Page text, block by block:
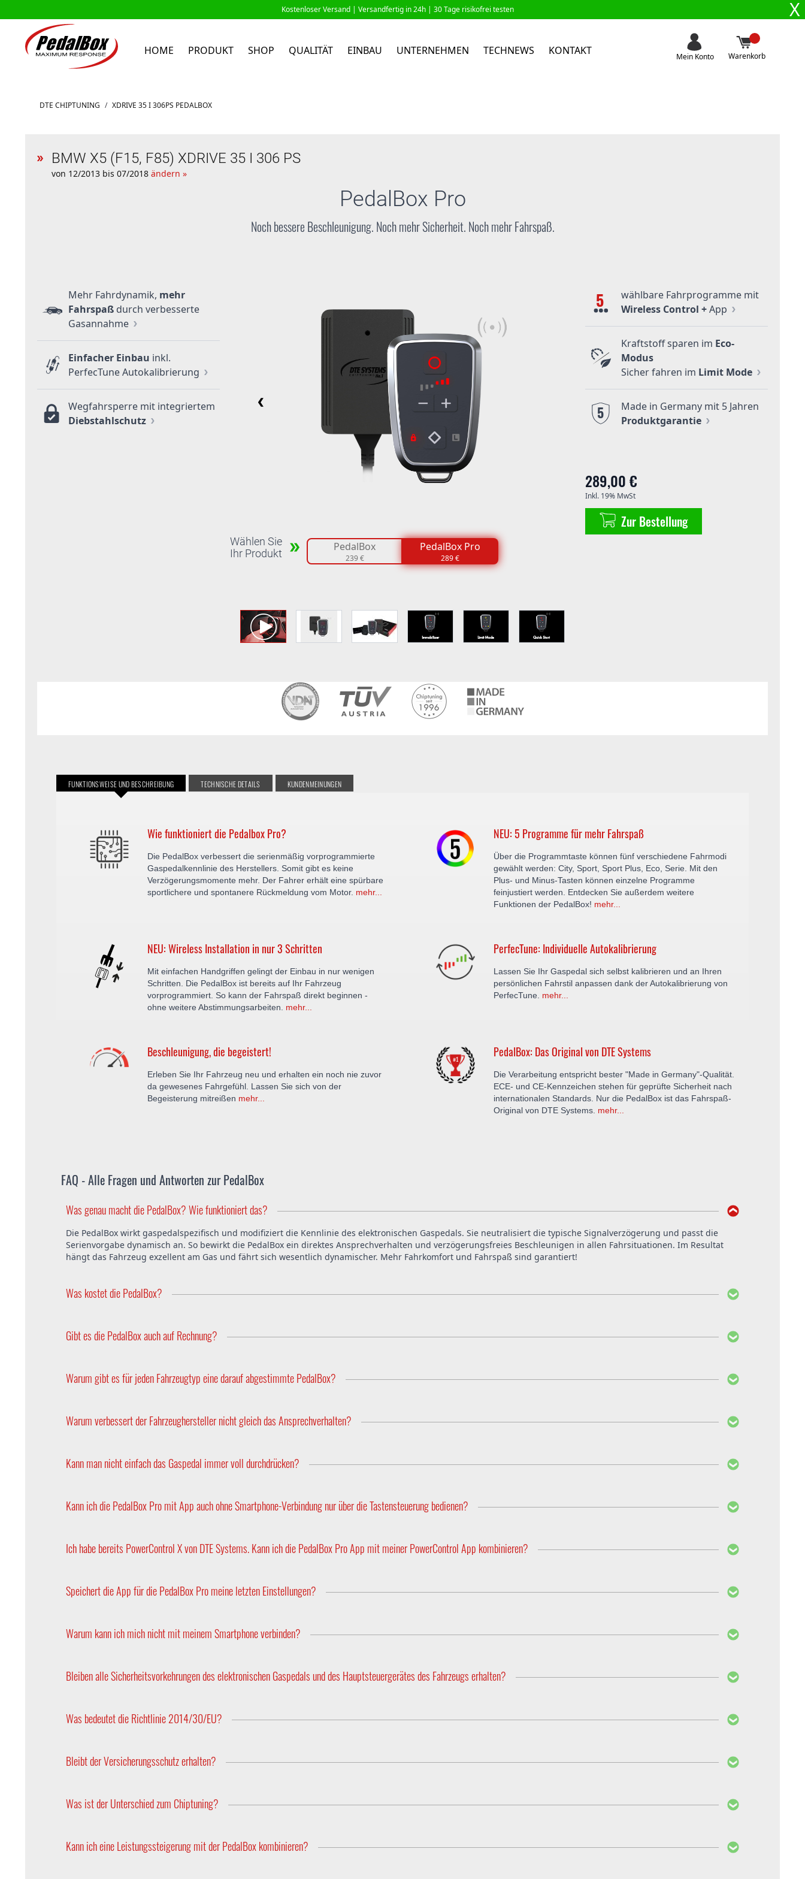
Kostenloser Versand | Versandfertig in 24h | 30 Tage risikofrei testen X
HOME PRODUKT SHOP QUALITÄT EINBAU UNTERNEHMEN TECHNEWS KONTAKT Mein Konto Warenkorb
DTE CHIPTUNING / XDRIVE 35 I 306PS PEDALBOX
BMW X5 (F15, F85) XDRIVE 35 I 306 PS
von 12/2013 bis 07/2018 ändern »
PedalBox Pro
Noch bessere Beschleunigung. Noch mehr Sicherheit. Noch mehr Fahrspaß.
Mehr Fahrdynamik, mehr
Fahrspaß durch verbesserte
Gasannahme
Einfacher Einbau inkl.
PerfecTune Autokalibrierung
Wegfahrsperre mit integriertem
Diebstahlschutz
Wählen Sie
Ihr Produkt
PedalBox
239 €
PedalBox Pro
289 €
5
wählbare Fahrprogramme mit
Wireless Control +App
Kraftstoff sparen im Eco-
Modus
Sicher fahren im Limit Mode
5
Made in Germany mit 5 Jahren
Produktgarantie
289,00 €
Inkl. 19% MwSt
Zur Bestellung
FUNKTIONSWEISE UND BESCHREIBUNG TECHNISCHE DETAILS KUNDENMEINUNGEN
Wie funktioniert die Pedalbox Pro?
Die PedalBox verbessert die serienmäßig vorprogrammierte
Gaspedalkennlinie des Herstellers. Somit gibt es keine
Verzögerungsmomente mehr. Der Fahrer erhält eine spürbare
sportlichere und spontanere Rückmeldung vom Motor. mehr...
NEU: 5 Programme für mehr Fahrspaß
Über die Programmtaste können fünf verschiedene Fahrmodi
gewählt werden: City, Sport, Sport Plus, Eco, Serie. Mit den
Plus- und Minus-Tasten können einzelne Programme
feinjustiert werden. Entdecken Sie außerdem weitere
Funktionen der PedalBox! mehr...
NEU: Wireless Installation in nur 3 Schritten
Mit einfachen Handgriffen gelingt der Einbau in nur wenigen
Schritten. Die PedalBox ist bereits auf Ihr Fahrzeug
vorprogrammiert. So kann der Fahrspaß direkt beginnen -
ohne weitere Abstimmungsarbeiten. mehr...
PerfecTune: Individuelle Autokalibrierung
Lassen Sie Ihr Gaspedal sich selbst kalibrieren und an Ihren
persönlichen Fahrstil anpassen dank der Autokalibrierung von
PerfecTune. mehr...
Beschleunigung, die begeistert!
Erleben Sie Ihr Fahrzeug neu und erhalten ein noch nie zuvor
da gewesenes Fahrgefühl. Lassen Sie sich von der
Begeisterung mitreißen mehr...
PedalBox: Das Original von DTE Systems
Die Verarbeitung entspricht bester "Made in Germany"-Qualität.
ECE- und CE-Kennzeichen stehen für geprüfte Sicherheit nach
internationalen Standards. Nur die PedalBox ist das Fahrspaß-
Original von DTE Systems. mehr...
FAQ - Alle Fragen und Antworten zur PedalBox
Was genau macht die PedalBox? Wie funktioniert das?
Die PedalBox wirkt gaspedalspezifisch und modifiziert die Kennlinie des elektronischen Gaspedals. Sie neutralisiert die typische Signalverzögerung und passt die
Serienvorgabe dynamisch an. So bewirkt die PedalBox ein direktes Ansprechverhalten und verzögerungsfreies Beschleunigen in allen Fahrsituationen. Im Resultat
hängt das Fahrzeug exzellent am Gas und fährt sich wesentlich dynamischer. Mehr Fahrkomfort und Fahrspaß sind garantiert!
Was kostet die PedalBox?
Gibt es die PedalBox auch auf Rechnung?
Nachnahme, Ratenkauf und Kreditkarte.
Warum gibt es für jeden Fahrzeugtyp eine darauf abgestimmte PedalBox?
Warum verbessert der Fahrzeughersteller nicht gleich das Ansprechverhalten?
Kann man nicht einfach das Gaspedal immer voll durchdrücken?
Kann ich die PedalBox Pro mit App auch ohne Smartphone-Verbindung nur über die Tastensteuerung bedienen?
Ich habe bereits PowerControl X von DTE Systems. Kann ich die PedalBox Pro App mit meiner PowerControl App kombinieren?
Ihren Zugangsdaten beide Apps nutzen.
Speichert die App für die PedalBox Pro meine letzten Einstellungen?
Warum kann ich mich nicht mit meinem Smartphone verbinden?
werden alle Einstellungen über das Bedienteil vorgenommen. Im Shop sind für jedes Fahrzeug jeweils beide Versionen erhältlich.
Bleiben alle Sicherheitsvorkehrungen des elektronischen Gaspedals und des Hauptsteuergerätes des Fahrzeugs erhalten?
Was bedeutet die Richtlinie 2014/30/EU?
Verträglichkeit (EMV) elektrischer und elektronischer Systeme entsprechen. Die PedalBox entspricht dieser Richtlinie und verfügt über das ECE- und CE-Kennzeichen.
Bleibt der Versicherungsschutz erhalten?
Was ist der Unterschied zum Chiptuning?
Kann ich eine Leistungssteigerung mit der PedalBox kombinieren?